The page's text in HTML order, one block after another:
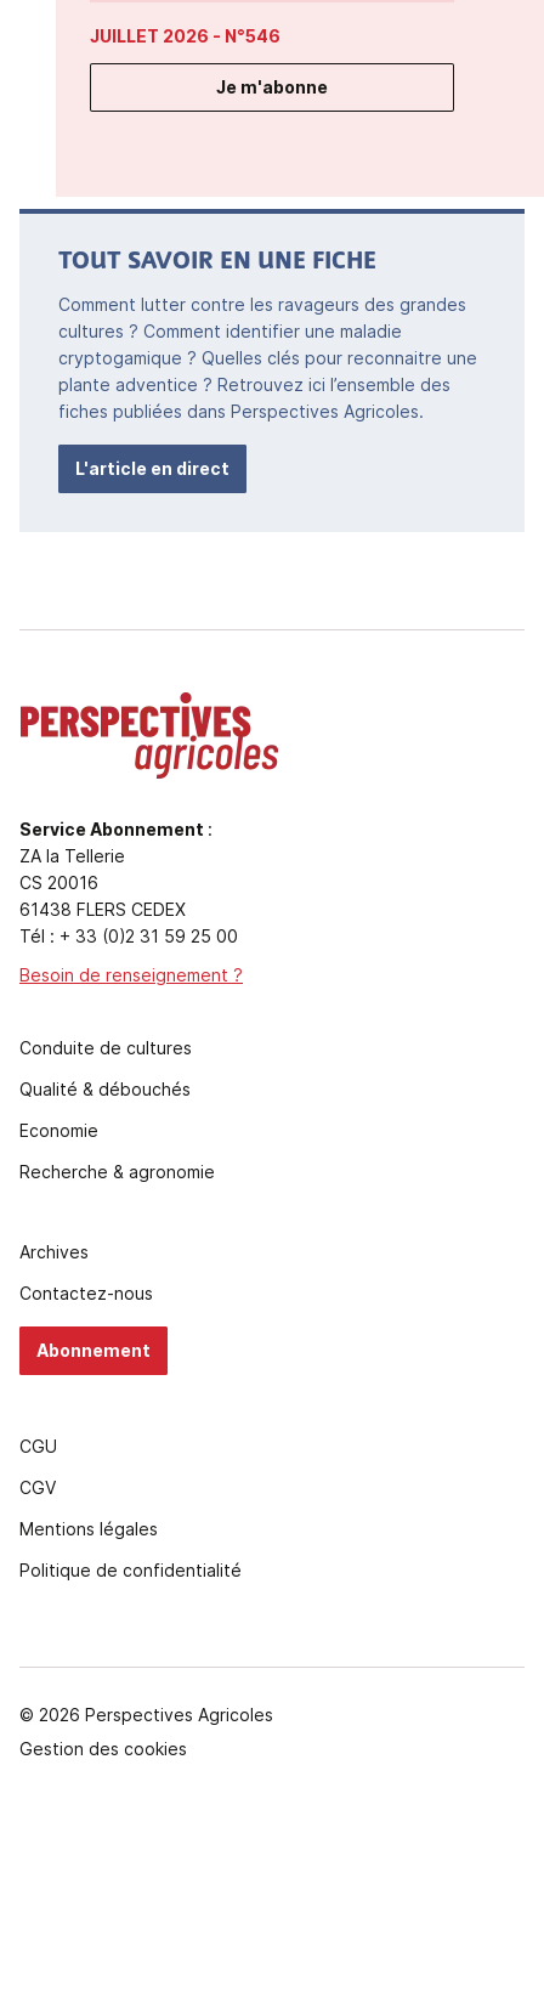
JUILLET 2026 - N°546
Je m'abonne
TOUT SAVOIR EN UNE FICHE
Comment lutter contre les ravageurs des grandes
cultures ? Comment identifier une maladie
cryptogamique ? Quelles clés pour reconnaitre une
plante adventice ? Retrouvez ici l’ensemble des
fiches publiées dans Perspectives Agricoles.
L'article en direct
Service Abonnement :
ZA la Tellerie
CS 20016
61438 FLERS CEDEX
Tél : + 33 (0)2 31 59 25 00
Besoin de renseignement ?
Conduite de cultures
Qualité & débouchés
Economie
Recherche & agronomie
Archives
Contactez-nous
Abonnement
CGU
CGV
Mentions légales
Politique de confidentialité
© 2026 Perspectives Agricoles
Gestion des cookies